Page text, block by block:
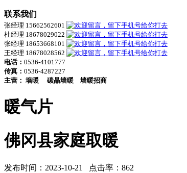
联系我们
张经理 15662562601
杜经理 18678029022
张经理 18653668101
王经理 18678028562
电话： 0536-4101777
传真： 0536-4287227
主营： 墙暖 碳晶墙暖 墙暖招商
暖气片
佛冈县家庭取暖
发布时间：2023-10-21 点击率：862